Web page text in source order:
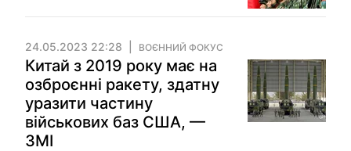
24.05.2023 22:28 ВОЄННИЙ ФОКУС
Китай з 2019 року має на
озброєнні ракету, здатну
уразити частину
військових баз США, —
ЗМІ